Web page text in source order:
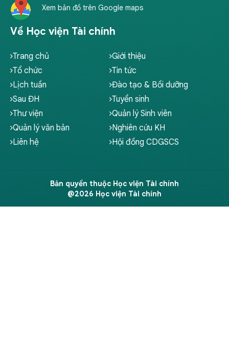
Về Học viện Tài chính
Trang chủ
Giới thiệu
Tổ chức
Tin tức
Lịch tuần
Đào tạo & Bồi dưỡng
Sau ĐH
Tuyển sinh
Thư viện
Quản lý Sinh viên
Quản lý văn bản
Nghiên cứu KH
Liên hệ
Hội đồng CDGSCS
Xem bản đồ trên Google maps
Bản quyền thuộc Học viện Tài chính
@2026 Học viện Tài chính